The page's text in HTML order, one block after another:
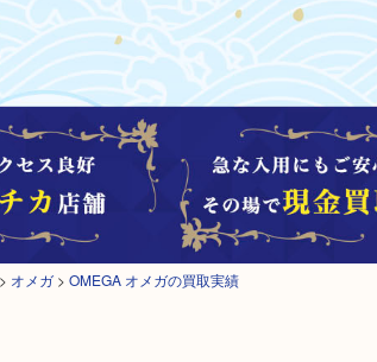
> オメガ > OMEGA オメガの買取実績